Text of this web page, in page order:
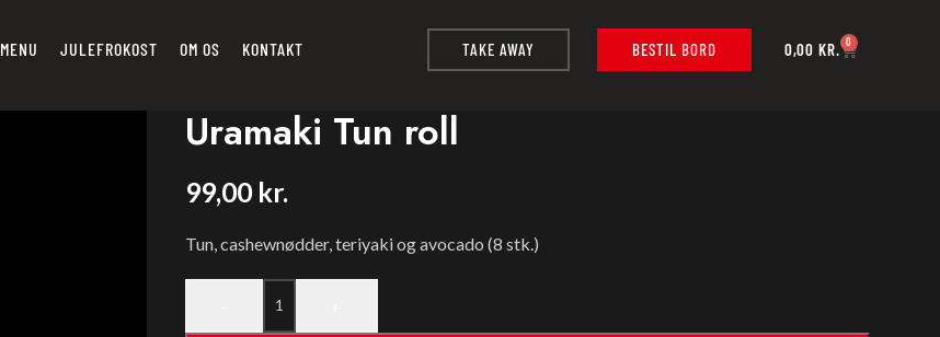
MENU JULEFROKOST OM OS KONTAKT TAKE AWAY BESTIL BORD 0,00KR. 0
Uramaki Tun roll
99,00 kr.
Tun, cashewnødder, teriyaki og avocado (8 stk.)